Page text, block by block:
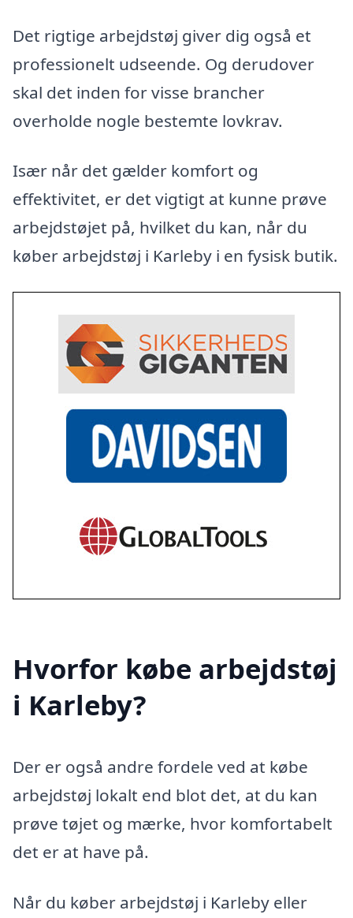
Det rigtige arbejdstøj giver dig også et
professionelt udseende. Og derudover
skal det inden for visse brancher
overholde nogle bestemte lovkrav.
Især når det gælder komfort og
effektivitet, er det vigtigt at kunne prøve
arbejdstøjet på, hvilket du kan, når du
køber arbejdstøj i Karleby i en fysisk butik.
Hvorfor købe arbejdstøj
i Karleby?
Der er også andre fordele ved at købe
arbejdstøj lokalt end blot det, at du kan
prøve tøjet og mærke, hvor komfortabelt
det er at have på.
Når du køber arbejdstøj i Karleby eller